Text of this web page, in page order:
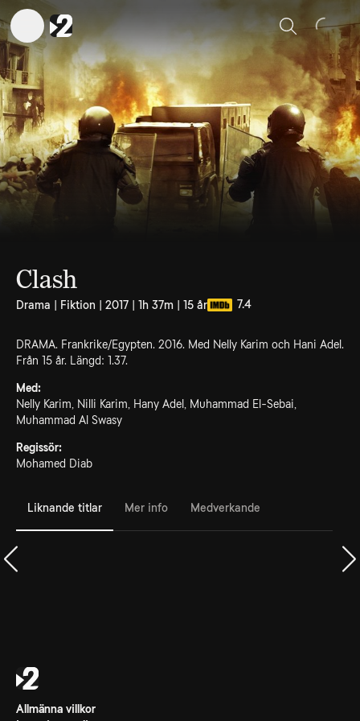
Sök
Clash
Drama | Fiktion | 2017 | 1h 37m | 15 år 7.4
DRAMA. Frankrike/Egypten. 2016. Med Nelly Karim och Hani Adel.
Från 15 år. Längd: 1.37.
Med:
Nelly Karim, Nilli Karim, Hany Adel, Muhammad El-Sebai,
Muhammad Al Swasy
Regissör:
Mohamed Diab
Liknande titlar Mer info Medverkande
Allmänna villkor